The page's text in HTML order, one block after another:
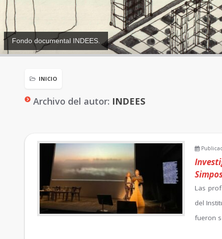
Fondo documental INDEES.
INICIO
Archivo del autor: INDEES
Las
del
fueron